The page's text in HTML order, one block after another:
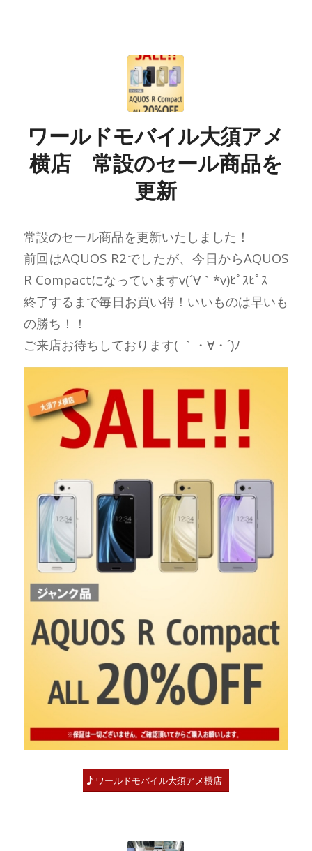
ワールドモバイル大須アメ
横店 常設のセール商品を
更新
常設のセール商品を更新いたしました！
前回はAQUOS R2でしたが、今日からAQUOS
R Compactになっていますv(´∀｀*v)ﾋﾟｽﾋﾟｽ
終了するまで毎日お買い得！いいものは早いも
の勝ち！！
ご来店お待ちしております( ｀・∀・´)ﾉ
ワールドモバイル大須アメ横店